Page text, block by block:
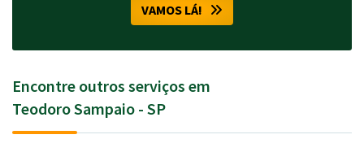
VAMOS LÁ!
Encontre outros serviços em
Teodoro Sampaio - SP